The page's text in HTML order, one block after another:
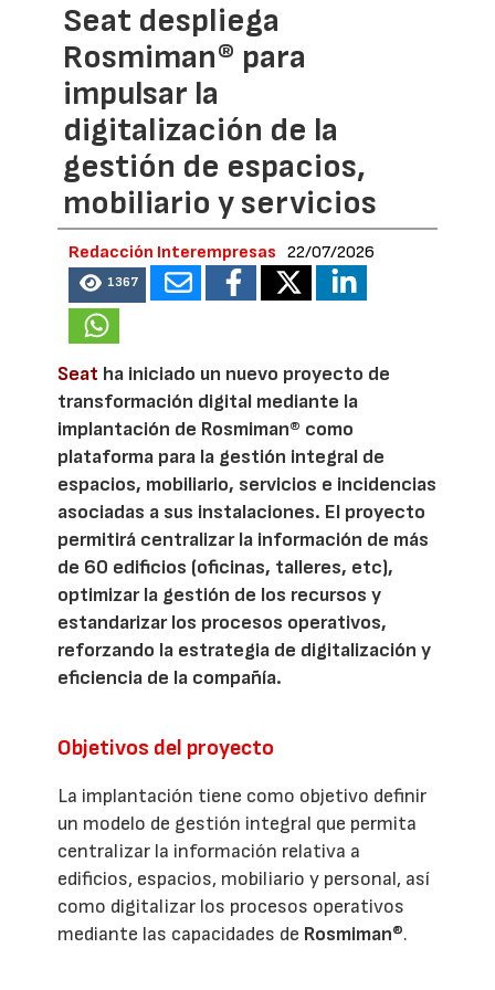
Seat despliega
Rosmiman® para
impulsar la
digitalización de la
gestión de espacios,
mobiliario y servicios
Redacción Interempresas 22/07/2026
1367
Seat ha iniciado un nuevo proyecto de
transformación digital mediante la
implantación de Rosmiman® como
plataforma para la gestión integral de
espacios, mobiliario, servicios e incidencias
asociadas a sus instalaciones. El proyecto
permitirá centralizar la información de más
de 60 edificios (oficinas, talleres, etc),
optimizar la gestión de los recursos y
estandarizar los procesos operativos,
reforzando la estrategia de digitalización y
eficiencia de la compañía.
Objetivos del proyecto
La implantación tiene como objetivo definir
un modelo de gestión integral que permita
centralizar la información relativa a
edificios, espacios, mobiliario y personal, así
como digitalizar los procesos operativos
mediante las capacidades de Rosmiman®.